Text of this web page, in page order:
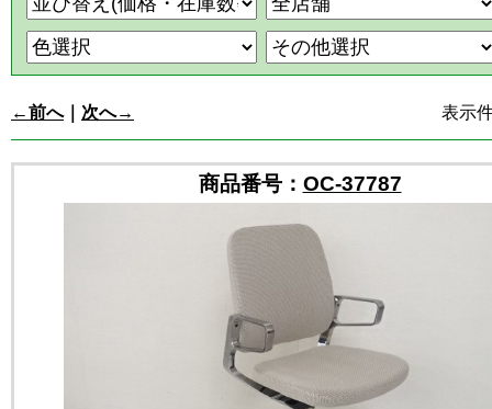
←前へ｜ 次へ→ 表示
商品番号： OC-37787